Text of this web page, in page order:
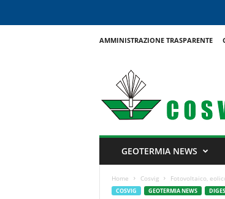
AMMINISTRAZIONE TRASPARENTE
GEOTERMIA NEWS
Home Cosvig Fotovoltaico,
COSVIG GEOTERMIA NEWS